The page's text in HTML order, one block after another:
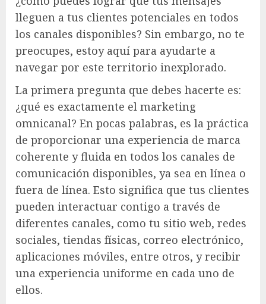
lleguen a tus clientes potenciales en todos
los canales disponibles? Sin embargo, no te
preocupes, estoy aquí para ayudarte a
navegar por este territorio inexplorado.
La primera pregunta que debes hacerte es:
¿qué es exactamente el marketing
omnicanal? En pocas palabras, es la práctica
de proporcionar una experiencia de marca
coherente y fluida en todos los canales de
comunicación disponibles, ya sea en línea o
fuera de línea. Esto significa que tus clientes
pueden interactuar contigo a través de
diferentes canales, como tu sitio web, redes
sociales, tiendas físicas, correo electrónico,
aplicaciones móviles, entre otros, y recibir
una experiencia uniforme en cada uno de
ellos.